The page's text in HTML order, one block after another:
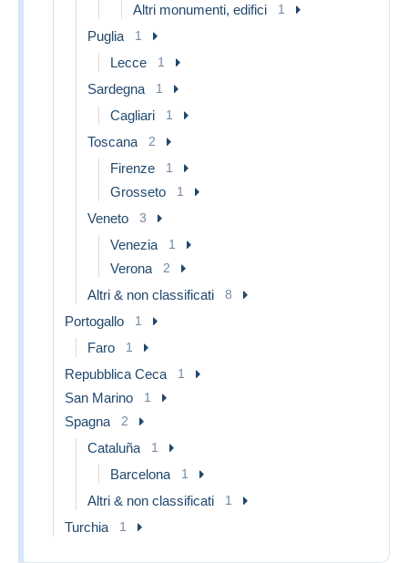
Altri monumenti, edifici 1
Puglia 1
Lecce 1
Sardegna 1
Cagliari 1
Toscana 2
Firenze 1
Grosseto 1
Veneto 3
Venezia 1
Verona 2
Altri & non classificati 8
Portogallo 1
Faro 1
Repubblica Ceca 1
San Marino 1
Spagna 2
Cataluña 1
Barcelona 1
Altri & non classificati 1
Turchia 1